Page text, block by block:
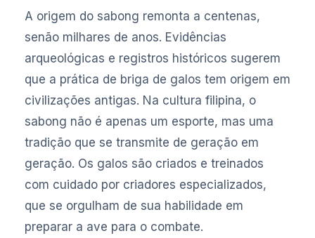
A origem do sabong remonta a centenas,
senão milhares de anos. Evidências
arqueológicas e registros históricos sugerem
que a prática de briga de galos tem origem em
civilizações antigas. Na cultura filipina, o
sabong não é apenas um esporte, mas uma
tradição que se transmite de geração em
geração. Os galos são criados e treinados
com cuidado por criadores especializados,
que se orgulham de sua habilidade em
preparar a ave para o combate.